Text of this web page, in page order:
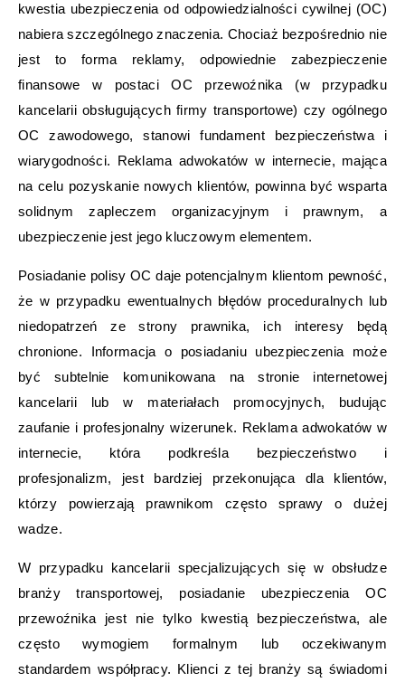
kwestia ubezpieczenia od odpowiedzialności cywilnej (OC)
nabiera szczególnego znaczenia. Chociaż bezpośrednio nie
jest to forma reklamy, odpowiednie zabezpieczenie
finansowe w postaci OC przewoźnika (w przypadku
kancelarii obsługujących firmy transportowe) czy ogólnego
OC zawodowego, stanowi fundament bezpieczeństwa i
wiarygodności. Reklama adwokatów w internecie, mająca
na celu pozyskanie nowych klientów, powinna być wsparta
solidnym zapleczem organizacyjnym i prawnym, a
ubezpieczenie jest jego kluczowym elementem.
Posiadanie polisy OC daje potencjalnym klientom pewność,
że w przypadku ewentualnych błędów proceduralnych lub
niedopatrzeń ze strony prawnika, ich interesy będą
chronione. Informacja o posiadaniu ubezpieczenia może
być subtelnie komunikowana na stronie internetowej
kancelarii lub w materiałach promocyjnych, budując
zaufanie i profesjonalny wizerunek. Reklama adwokatów w
internecie, która podkreśla bezpieczeństwo i
profesjonalizm, jest bardziej przekonująca dla klientów,
którzy powierzają prawnikom często sprawy o dużej
wadze.
W przypadku kancelarii specjalizujących się w obsłudze
branży transportowej, posiadanie ubezpieczenia OC
przewoźnika jest nie tylko kwestią bezpieczeństwa, ale
często wymogiem formalnym lub oczekiwanym
standardem współpracy. Klienci z tej branży są świadomi